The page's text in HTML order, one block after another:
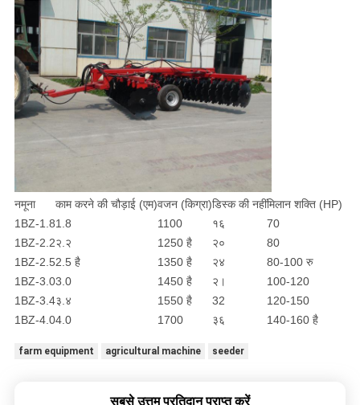
नमूना काम करने की चौड़ाई (एम)वजन (किग्रा)डिस्क की नहींमिलान शक्ति (HP)
1BZ-1.81.8 1100 १६
70
1BZ-2.2२.२ 1250 है २०
80
1BZ-2.52.5 है 1350 है २४
80-100 रु
1BZ-3.03.0 1450 है २।
100-120
1BZ-3.4३.४ 1550 है 32
120-150
1BZ-4.04.0 1700 ३६ 140-160 है
farm equipment agricultural machine seeder
सबसे उत्तम प्रतिदान प्राप्त करें